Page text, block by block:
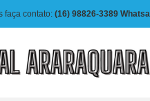
faça contato: (16) 98826-3389